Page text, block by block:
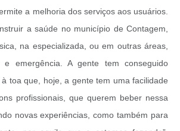
a melhoria dos serviços aos usuários.
a saúde no município de Contagem,
na especializada, ou em outras áreas,
emergência. A gente tem conseguido
toa que, hoje, a gente tem uma facilidade
profissionais, que querem beber nessa
novas experiências, como também para